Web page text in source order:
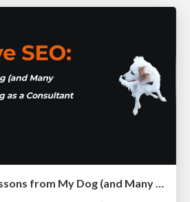
Pawsitive SEO: Lessons from My Dog (and Many Mistakes) on Thriving as a Consultant in the Age of AI